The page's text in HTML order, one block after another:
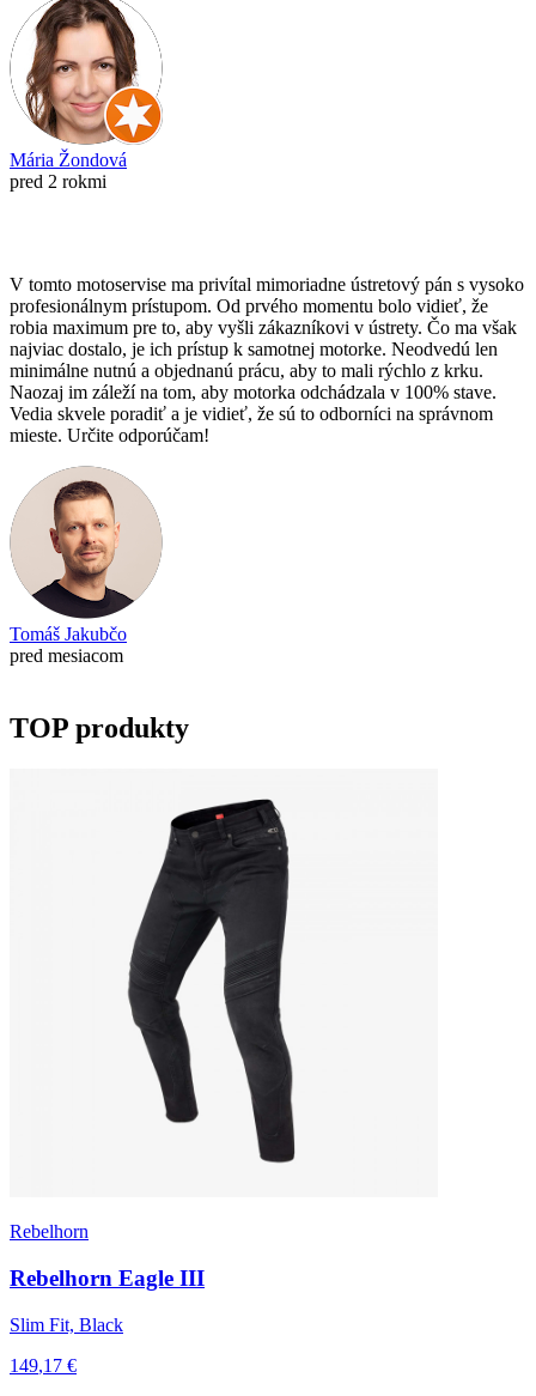
Mária Žondová
pred 2 rokmi
V tomto motoservise ma privítal mimoriadne ústretový pán s vysoko
profesionálnym prístupom. Od prvého momentu bolo vidieť, že
robia maximum pre to, aby vyšli zákazníkovi v ústrety. Čo ma však
najviac dostalo, je ich prístup k samotnej motorke. Neodvedú len
minimálne nutnú a objednanú prácu, aby to mali rýchlo z krku.
Naozaj im záleží na tom, aby motorka odchádzala v 100% stave.
Vedia skvele poradiť a je vidieť, že sú to odborníci na správnom
mieste. Určite odporúčam!
Tomáš Jakubčo
pred mesiacom
TOP produkty
Rebelhorn
Rebelhorn Eagle III
Slim Fit, Black
149,17 €